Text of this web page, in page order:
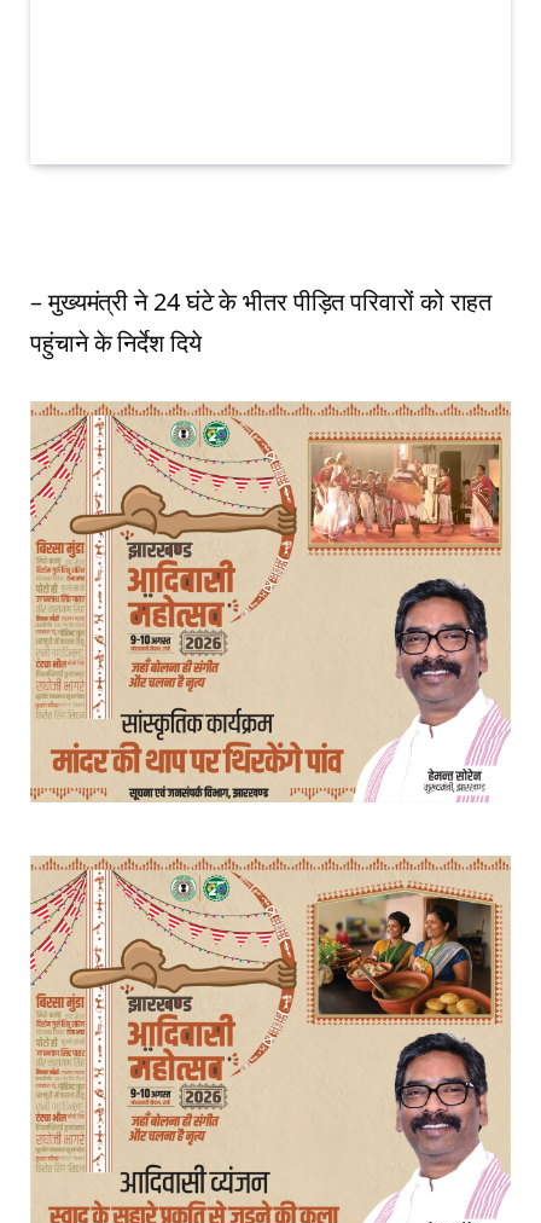
– मुख्यमंत्री ने 24 घंटे के भीतर पीड़ित परिवारों को राहत
पहुंचाने के निर्देश दिये